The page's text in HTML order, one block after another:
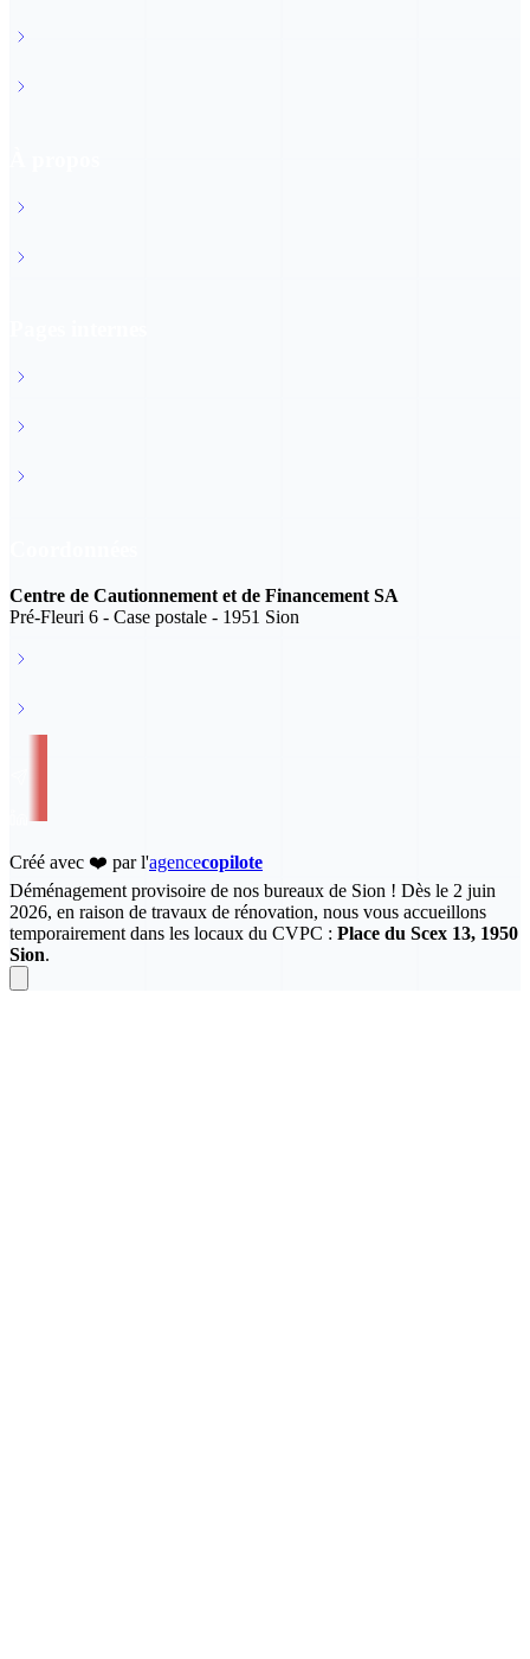
Centre de Cautionnement et de Financement SA
Pré-Fleuri 6 - Case postale - 1951 Sion
Créé avec ❤️ par l'agencecopilote
Déménagement provisoire de nos bureaux de Sion ! Dès le 2 juin
2026, en raison de travaux de rénovation, nous vous accueillons
temporairement dans les locaux du CVPC : Place du Scex 13, 1950
Sion.